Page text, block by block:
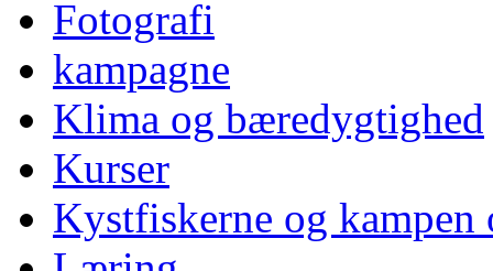
Fotografi
kampagne
Klima og bæredygtighed
Kurser
Kystfiskerne og kampen